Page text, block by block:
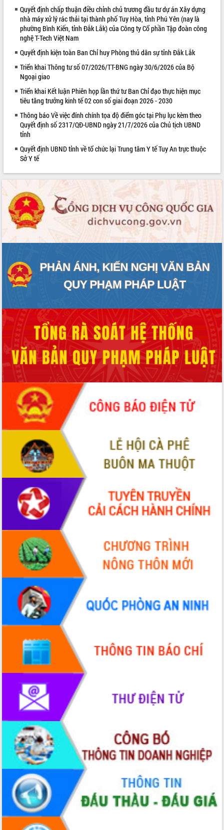
Quyết định chấp thuận điều chỉnh chủ trương đầu tư dự án Xây dựng
nhà máy xử lý rác thải tại thành phố Tuy Hòa, tỉnh Phú Yên (nay là
phường Bình Kiến, tỉnh Đắk Lắk) của Công ty Cổ phần Tập đoàn công
nghệ T-Tech Việt Nam
Quyết định kiện toàn Ban Chỉ huy Phòng thủ dân sự tỉnh Đắk Lắk
Triển khai Thông tư số 07/2026/TT-BNG ngày 30/6/2026 của Bộ
Ngoại giao
Triển khai Kết luận Phiên họp lần thứ tư Ban Chỉ đạo thực hiện mục
tiêu tăng trưởng kinh tế 02 con số giai đoạn 2026 - 2030
Thông báo Về việc đính chính tọa độ điểm góc tại Phụ lục kèm theo
Quyết định số 2317/QĐ-UBND ngày 21/7/2026 của Chủ tịch UBND
tỉnh
Quyết định UBND tỉnh về tổ chức lại Trung tâm Y tế Tuy An trực thuộc
Sở Y tế